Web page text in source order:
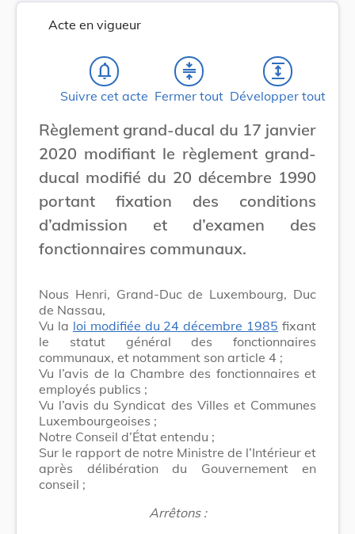
Acte en vigueur
notifications_none
Suivre cet acte
compress
Fermer tout
expand
Développer tout
Règlement grand-ducal du 17 janvier
2020 modifiant le règlement grand-
ducal modifié du 20 décembre 1990
portant fixation des conditions
d’admission et d’examen des
fonctionnaires communaux.
Nous Henri, Grand-Duc de Luxembourg, Duc
de Nassau,
Vu la loi modifiée du 24 décembre 1985 fixant
le statut général des fonctionnaires
communaux, et notamment son article 4 ;
Vu l’avis de la Chambre des fonctionnaires et
employés publics ;
Vu l’avis du Syndicat des Villes et Communes
Luxembourgeoises ;
Notre Conseil d’État entendu ;
Sur le rapport de notre Ministre de l’Intérieur et
après délibération du Gouvernement en
conseil ;
Arrêtons :